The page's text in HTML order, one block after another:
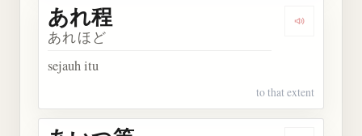
Dengarkan
あれ程
あれほど
sejauh itu
to that extent